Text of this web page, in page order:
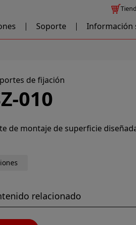
Soporte Información
de fijación
010
de montaje de superficie
relacionado